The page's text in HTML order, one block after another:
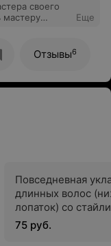
мастеру
Еще
Отзывы6
Повседневная
длинных волос
лопаток) со
75 руб.